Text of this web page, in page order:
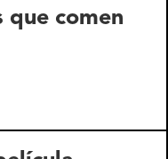
que comen